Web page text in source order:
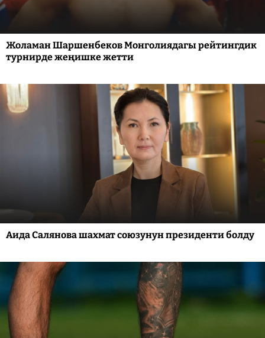
Жоламан Шаршенбеков Монголиядагы рейтингдик
турнирде жеңишке жетти
Аида Салянова шахмат союзунун президенти болду